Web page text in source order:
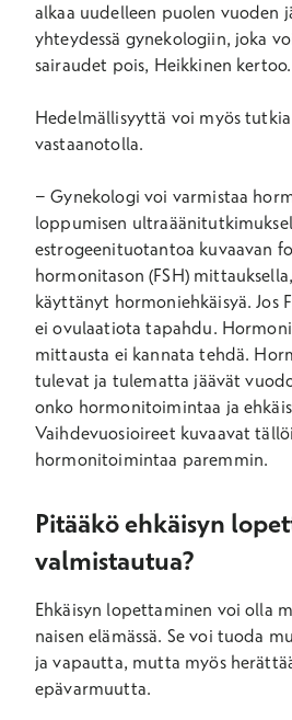
alkaa uudelleen puolen vuoden
yhteydessä gynekologiin, joka
sairaudet pois, Heikkinen kertoo.
Hedelmällisyyttä voi myös
vastaanotolla.
− Gynekologi voi varmistaa
loppumisen
estrogeenituotantoa kuvaavan
hormonitason (FSH)
käyttänyt hormoniehkäisyä. Jos
ei ovulaatiota tapahdu.
mittausta ei kannata tehdä.
tulevat ja tulematta jäävät
onko hormonitoimintaa ja
Vaihdevuosioireet kuvaavat
hormonitoimintaa paremmin.
Pitääkö ehkäisyn
valmistautua?
Ehkäisyn lopettaminen voi olla
naisen elämässä. Se voi tuoda
ja vapautta, mutta myös
epävarmuutta.